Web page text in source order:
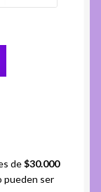
de$30.000
pueden ser